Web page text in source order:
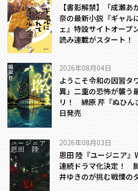
【書影解禁】「成瀬あ
奈の最新小説『ギャル
ェ』特設サイトオープ
読み連載がスタート！
2026年08月04日
ようこそ令和の因習タ
異」二重の恐怖が襲う
リ！ 綿原 芹『ぬひん
日発売
2026年08月03日
恩田 陸『ユージニア』
連続ドラマ化決定！
井ゆきのが挑む戦慄の